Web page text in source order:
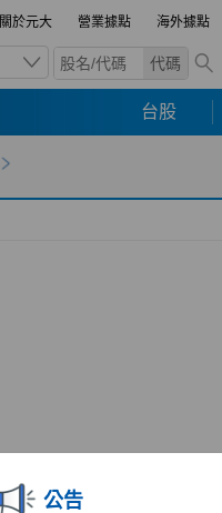
關於元大 營業據點 海外據點
代碼
台股
公告